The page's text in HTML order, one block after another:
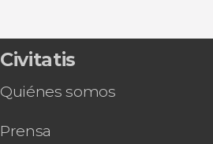
Schans
Excursión a Brujas
Entradas para la Heineken
Entradas a A'DAM Lookout
Civitatis
Quiénes somos
Prensa